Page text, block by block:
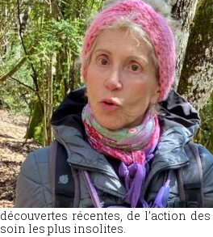
découvertes récentes, de l’action
soin les plus insolites.